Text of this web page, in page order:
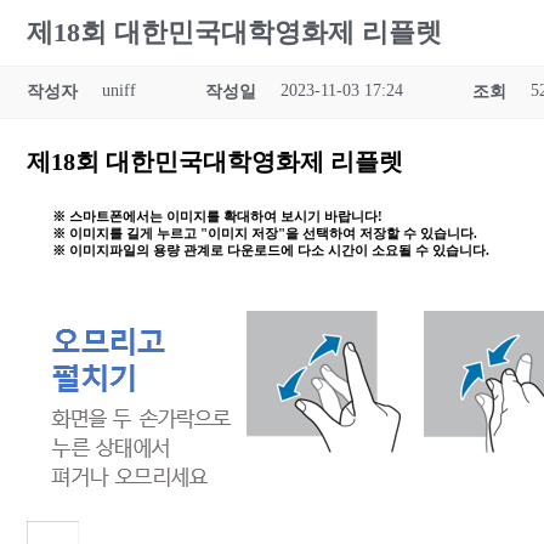
제18회 대한민국대학영화제 리플렛
작성자 uniff 작성일 2023-11-03 17:24 조회
제18회 대한민국대학영화제 리플렛
※ 스마트폰에서는 이미지를 확대하여 보시기 바랍니다!
※ 이미지를 길게 누르고 "이미지 저장"을 선택하여 저장할 수 있습니다.
※ 이미지파일의 용량 관계로 다운로드에 다소 시간이 소요될 수 있습니다.